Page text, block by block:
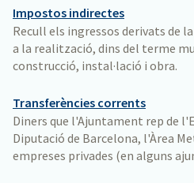
Impostos indirectes
Recull els ingressos derivats de
a la realització, dins del terme
construcció, instal·lació i obra.
Transferències corrents
Diners que l'Ajuntament rep de
Diputació de Barcelona, l'Àrea
empreses privades (en alguns